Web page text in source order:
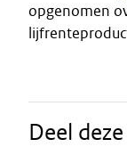
opgenomen
Deel